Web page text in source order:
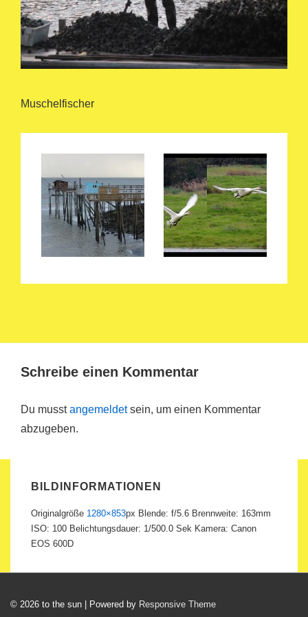
Muschelfischer
Schreibe einen Kommentar
Du musstangemeldetsein, um einen Kommentar
abzugeben.
BILDINFORMATIONEN
Originalgröße 1280×853px Blende: f/5.6 Brennweite: 163mm
ISO: 100 Belichtungsdauer: 1/500.0 Sek Kamera: Canon
EOS 600D
© 2026 to the sun | Powered by Responsive Theme